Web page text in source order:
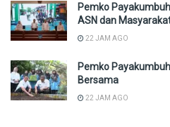
Pemko
ASN dan
22 JAM AGO
Pemko
Bersama
22 JAM AGO